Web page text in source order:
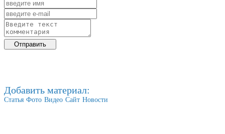
Добавить материал:
Статья Фото Видео Сайт Новости